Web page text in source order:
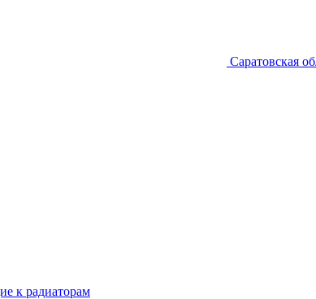
Саратовская
к радиаторам